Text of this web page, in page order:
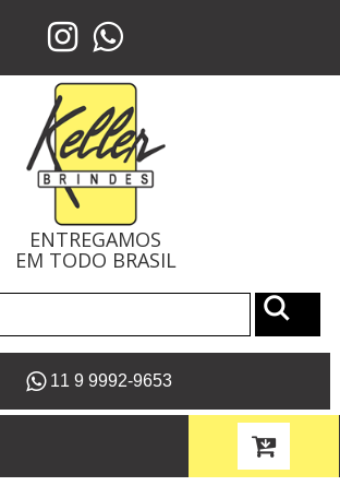
ENTREGAMOS
EM TODO BRASIL
11 9 9992-9653